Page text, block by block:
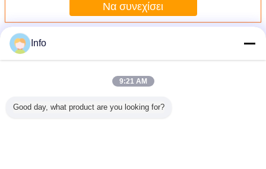
Να συνεχίσει
Περισσότεροι
Εγκατάσταση γεώτρησης διατρήσεων φρεατίων
νερού αντιολισθητικών αλυσίδων
Info
9:21 AM
Good day, what product are you looking for?